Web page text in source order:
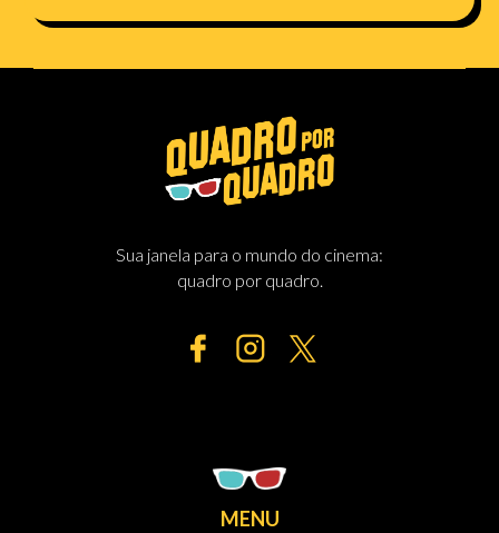
Sua janela para o mundo do cinema:
quadro por quadro.
MENU